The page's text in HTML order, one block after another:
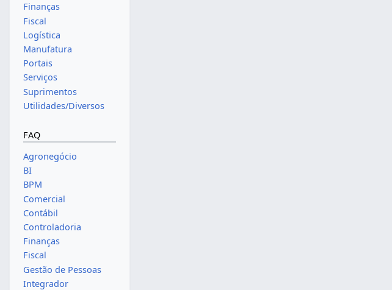
Finanças
Fiscal
Logística
Manufatura
Portais
Serviços
Suprimentos
Utilidades/Diversos
FAQ
Agronegócio
BI
BPM
Comercial
Contábil
Controladoria
Finanças
Fiscal
Gestão de Pessoas
Integrador